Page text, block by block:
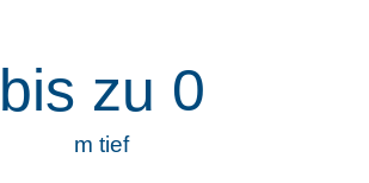
bis zu 0
m tief